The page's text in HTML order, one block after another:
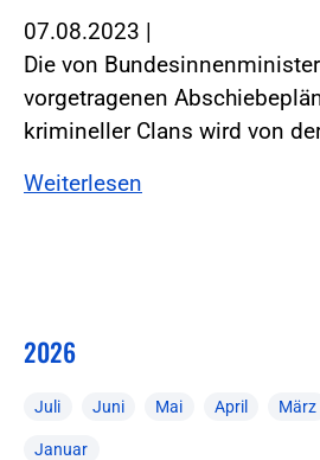
07.08.2023 |
Die von
vorgetragenen
krimineller Clans wird von
Weiterlesen
2026
Juli Juni Mai April März
Januar